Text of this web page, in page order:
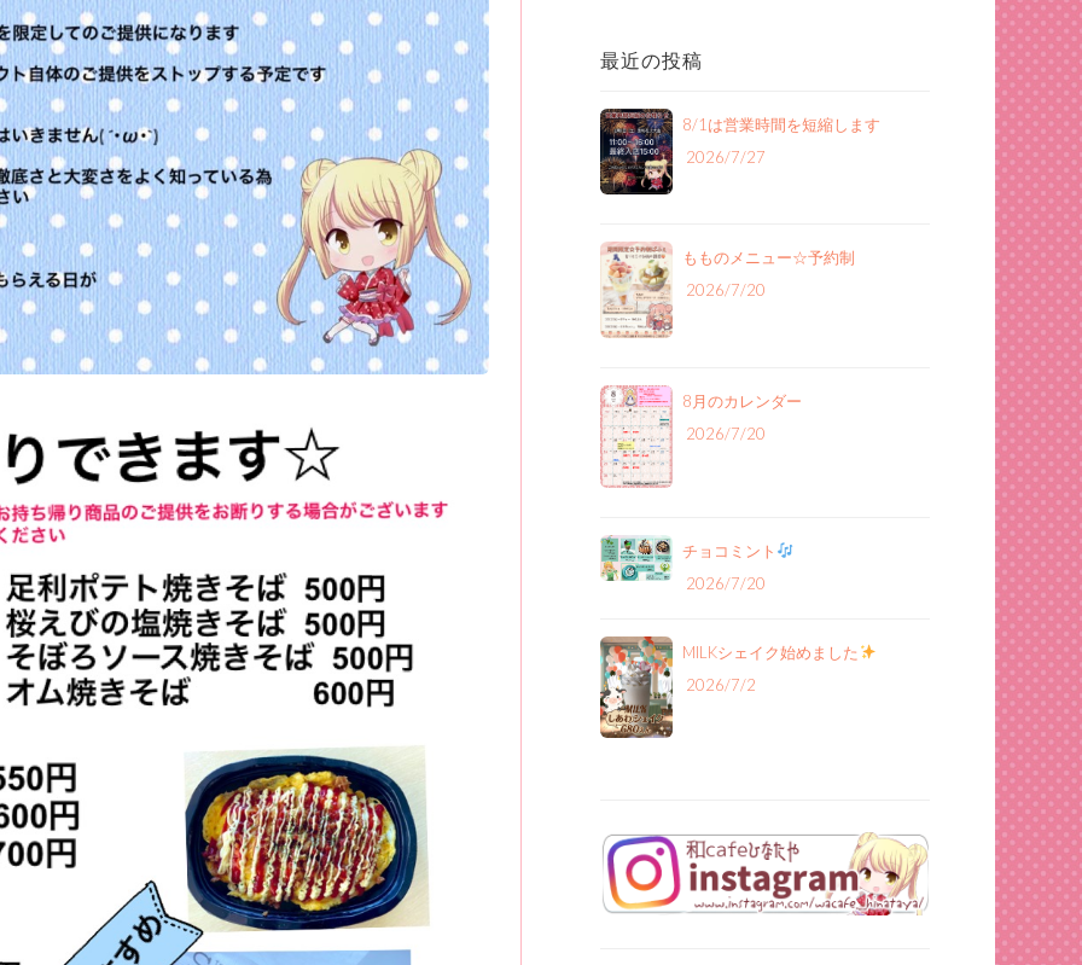
最近の投稿
8/1は営業時間を短縮します
2026/7/27
もものメニュー‪☆予約制
2026/7/20
8月のカレンダー
2026/7/20
チョコミント
2026/7/20
MILKシェイク始めました
2026/7/2